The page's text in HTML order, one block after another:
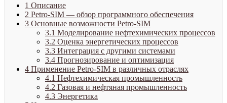
1 Описание
2 Petro-SIM — обзор программного обеспечения
3 Основные возможности Petro-SIM
3.1 Моделирование нефтехимических процессов
3.2 Оценка энергетических процессов
3.3 Интеграция с другими системами
3.4 Прогнозирование и оптимизация
4 Применение Petro-SIM в различных отраслях
4.1 Нефтехимическая промышленность
4.2 Газовая и нефтяная промышленность
4.3 Энергетика